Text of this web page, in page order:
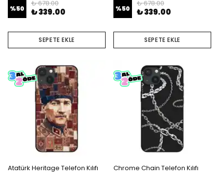
%50
₺ 678.00
₺ 339.00
SEPETE EKLE
%50
₺ 678.00
₺ 339.00
SEPETE EKLE
Atatürk Heritage Telefon Kılıfı Chrome Chain Telefon Kılıfı